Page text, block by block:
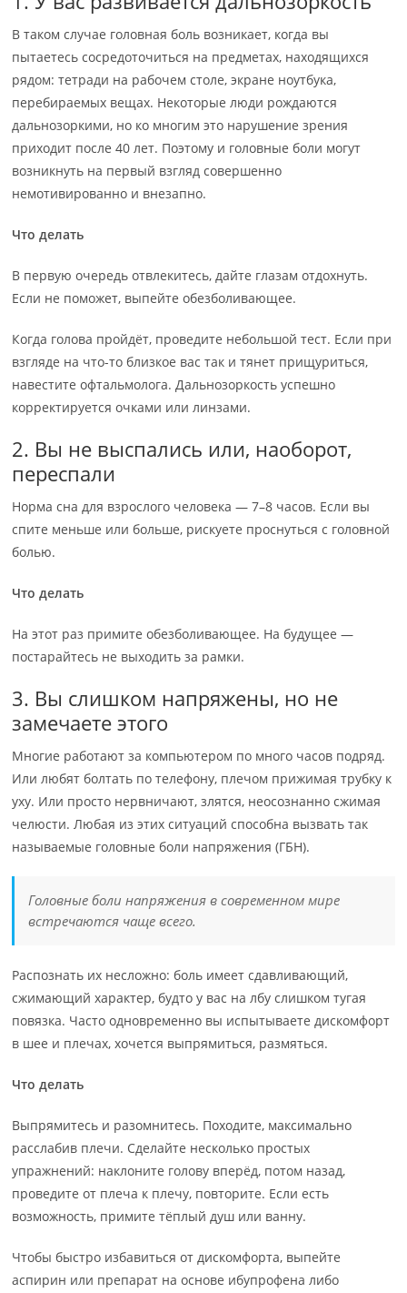
В таком случае головная боль возникает, когда вы
пытаетесь сосредоточиться на предметах, находящихся
рядом: тетради на рабочем столе, экране ноутбука,
перебираемых вещах. Некоторые люди рождаются
дальнозоркими, но ко многим это нарушение зрения
приходит после 40 лет. Поэтому и головные боли могут
возникнуть на первый взгляд совершенно
немотивированно и внезапно.
Что делать
В первую очередь отвлекитесь, дайте глазам отдохнуть.
Если не поможет, выпейте обезболивающее.
Когда голова пройдёт, проведите небольшой тест. Если при
взгляде на что-то близкое вас так и тянет прищуриться,
навестите офтальмолога. Дальнозоркость успешно
корректируется очками или линзами.
2. Вы не выспались или, наоборот,
переспали
Норма сна для взрослого человека — 7–8 часов. Если вы
спите меньше или больше, рискуете проснуться с головной
болью.
Что делать
На этот раз примите обезболивающее. На будущее —
постарайтесь не выходить за рамки.
3. Вы слишком напряжены, но не
замечаете этого
Многие работают за компьютером по много часов подряд.
Или любят болтать по телефону, плечом прижимая трубку к
уху. Или просто нервничают, злятся, неосознанно сжимая
челюсти. Любая из этих ситуаций способна вызвать так
называемые головные боли напряжения (ГБН).
Головные боли напряжения в современном мире
встречаются чаще всего.
Распознать их несложно: боль имеет сдавливающий,
сжимающий характер, будто у вас на лбу слишком тугая
повязка. Часто одновременно вы испытываете дискомфорт
в шее и плечах, хочется выпрямиться, размяться.
Что делать
Выпрямитесь и разомнитесь. Походите, максимально
расслабив плечи. Сделайте несколько простых
упражнений: наклоните голову вперёд, потом назад,
проведите от плеча к плечу, повторите. Если есть
возможность, примите тёплый душ или ванну.
Чтобы быстро избавиться от дискомфорта, выпейте
аспирин или препарат на основе ибупрофена либо